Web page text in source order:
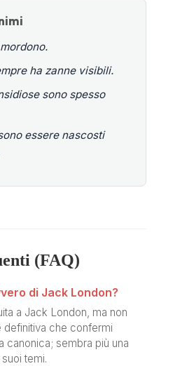
ha zanne visibili.
sono spesso
essere nascosti
(FAQ)
di Jack London?
a Jack London, ma non
definitiva che confermi
canonica; sembra più una
temi.